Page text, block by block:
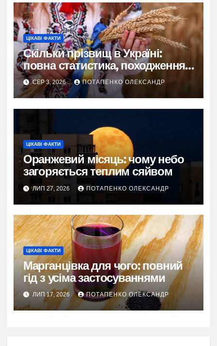
ЦІКАВІ ФАКТИ
Скільки прізвищ в Україні:
повна статистика, походження
та живі історії
СЕР 3, 2026 ПОТАПЕНКО ОЛЕКСАНДР
ЦІКАВІ ФАКТИ
Оранжевий місяць: чому небо
загоряється теплим сяйвом
ЛИП 27, 2026 ПОТАПЕНКО ОЛЕКСАНДР
ЦІКАВІ ФАКТИ
Марганцівка для чого: повний
гід з усіма застосуваннями
ЛИП 17, 2026 ПОТАПЕНКО ОЛЕКСАНДР